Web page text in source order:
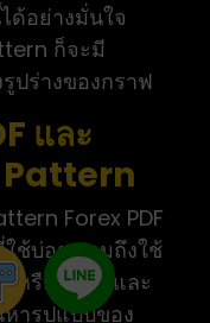
ด้อย่างมั่นใจ
ก็จะมี
ปร่างของกราฟ
และ
Pattern
Forex PDF
ช้บ่อย รวมถึงใช้
หรือ MT5 และ
ารูปแบบของ